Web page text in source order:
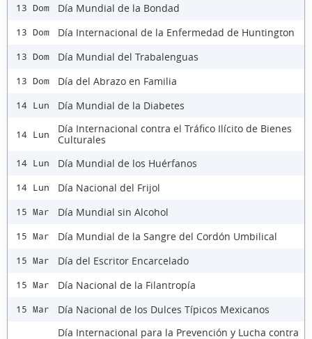
13 Dom Día Mundial de la Bondad
13 Dom Día Internacional de la Enfermedad de Huntington
13 Dom Día Mundial del Trabalenguas
13 Dom Día del Abrazo en Familia
14 Lun Día Mundial de la Diabetes
14 Lun
Día Internacional contra el Tráfico Ilícito de Bienes
Culturales
14 Lun Día Mundial de los Huérfanos
14 Lun Día Nacional del Frijol
15 Mar Día Mundial sin Alcohol
15 Mar Día Mundial de la Sangre del Cordón Umbilical
15 Mar Día del Escritor Encarcelado
15 Mar Día Nacional de la Filantropía
15 Mar Día Nacional de los Dulces Típicos Mexicanos
Día Internacional para la Prevención y Lucha contra